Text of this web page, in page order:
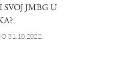
JMBG U
31.10.2022.